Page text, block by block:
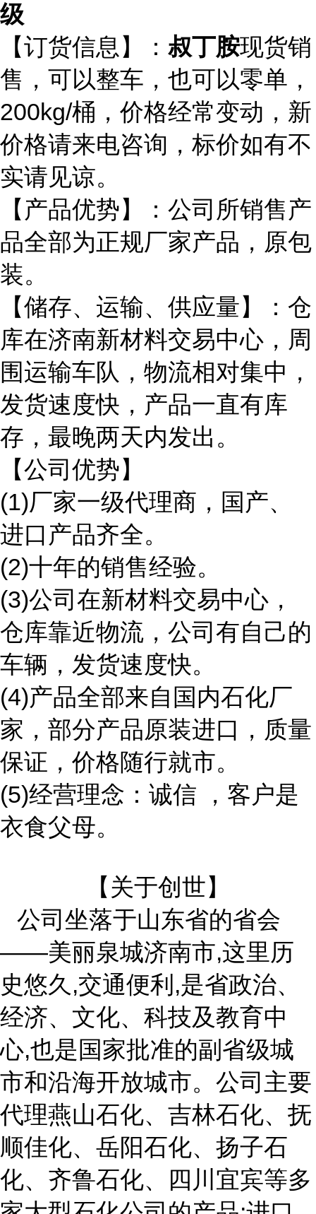
级
【订货信息】： 叔丁胺现货销
售，可以整车，也可以零单，
200kg/桶 ，价格经常变动，新
价格请来电咨询，标价如有不
实请见谅。
【产品优势】：公司所销售产
品全部为正规厂家产品，原包
装。
【储存、运输、供应量】：仓
库在济南新材料交易中心，周
围运输车队，物流相对集中，
发货速度快，产品一直有库
存，最晚两天内发出。
【公司优势】
(1)厂家一级代理商，国产、
进口产品齐全。
(2)十年的销售经验。
(3)公司在新材料交易中心，
仓库靠近物流，公司有自己的
车辆，发货速度快。
(4)产品全部来自国内石化厂
家，部分产品原装进口，质量
保证，价格随行就市。
(5)经营理念：诚信 ，客户是
衣食父母。
【关于创世】
公司坐落于山东省的省会
——美丽泉城济南市,这里历
史悠久,交通便利,是省政治、
经济、文化、科技及教育中
心,也是国家批准的副省级城
市和沿海开放城市。公司主要
代理燕山石化、吉林石化、抚
顺佳化、岳阳石化、扬子石
化、齐鲁石化、四川宜宾等多